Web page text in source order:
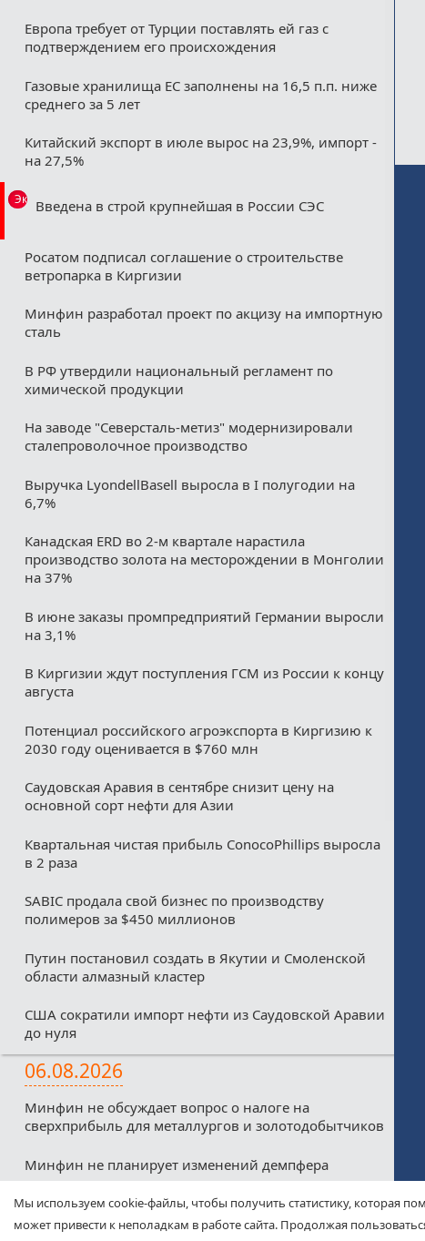
Европа требует от Турции поставлять ей газ с
подтверждением его происхождения
Газовые хранилища ЕС заполнены на 16,5 п.п. ниже
среднего за 5 лет
Китайский экспорт в июле вырос на 23,9%, импорт -
на 27,5%
Эксклюзив
Введена в строй крупнейшая в России СЭС
Росатом подписал соглашение о строительстве
ветропарка в Киргизии
Минфин разработал проект по акцизу на импортную
сталь
В РФ утвердили национальный регламент по
химической продукции
На заводе "Северсталь-метиз" модернизировали
сталепроволочное производство
Выручка LyondellBasell выросла в I полугодии на
6,7%
Канадская ERD во 2-м квартале нарастила
производство золота на месторождении в Монголии
на 37%
В июне заказы промпредприятий Германии выросли
на 3,1%
В Киргизии ждут поступления ГСМ из России к концу
августа
Потенциал российского агроэкспорта в Киргизию к
2030 году оценивается в $760 млн
Саудовская Аравия в сентябре снизит цену на
основной сорт нефти для Азии
Квартальная чистая прибыль ConocoPhillips выросла
в 2 раза
SABIC продала свой бизнес по производству
полимеров за $450 миллионов
Путин постановил создать в Якутии и Смоленской
области алмазный кластер
США сократили импорт нефти из Саудовской Аравии
до нуля
06.08.2026
Минфин не обсуждает вопрос о налоге на
сверхприбыль для металлургов и золотодобытчиков
Минфин не планирует изменений демпфера
Минфин против любых налоговых льгот для малых
нефтекомпаний из-за дефицитного бюджета
Мы используем cookie-файлы, чтобы получить статистику, которая
может привести к неполадкам в работе сайта. Продолжая